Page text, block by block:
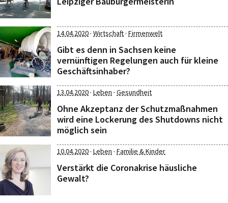
14.04.2020· Wirtschaft· Firmenwelt
Gibt es denn in Sachsen keine
vernünftigen Regelungen auch für kleine
Geschäftsinhaber?
13.04.2020· Leben · Gesundheit
Ohne Akzeptanz der Schutzmaßnahmen
wird eine Lockerung des Shutdowns nicht
möglich sein
10.04.2020· Leben · Familie & Kinder
Verstärkt die Coronakrise häusliche
Gewalt?